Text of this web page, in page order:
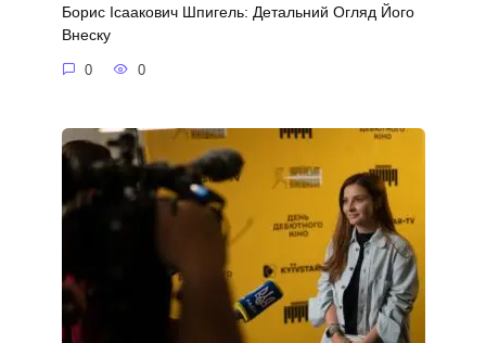
Борис Ісаакович Шпигель: Детальний Огляд Його
Внеску
0 0